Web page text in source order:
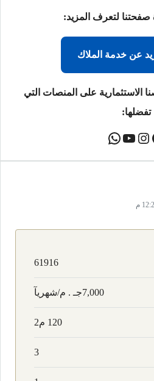
صفحتنا لتعرف المزيد:
عن خدمة الملاك
الاستثمارية على المنصات التي
تفضلها:
61916
7,000جـ . م/شهريآ
120 م2
3